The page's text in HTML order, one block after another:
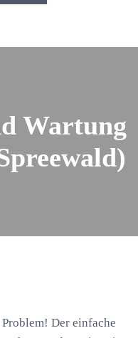
Wartung
Der einfache